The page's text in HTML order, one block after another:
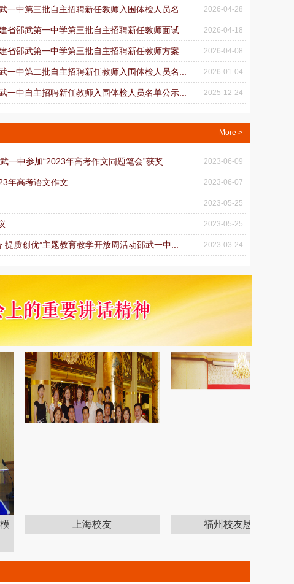
一中第三批自主招聘新任教师入围体检人员名... 2026-04-28
省邵武第一中学第三批自主招聘新任教师面试... 2026-04-18
省邵武第一中学第三批自主招聘新任教师方案 2026-04-08
一中第二批自主招聘新任教师入围体检人员名... 2026-01-04
一中自主招聘新任教师入围体检人员名单公示... 2025-12-24
More >
一中参加“2023年高考作文同题笔会”获奖 2023-06-09
年高考语文作文 2023-06-07
2023-05-25
2023-05-25
质创优”主题教育教学开放周活动邵武一中... 2023-03-24
上海校友 福州校友恳谈会